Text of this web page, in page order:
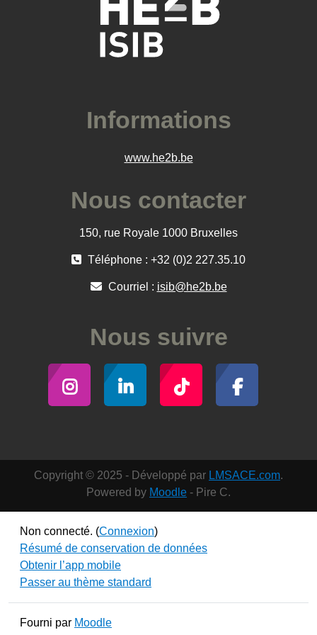
Informations
www.he2b.be
Nous contacter
150, rue Royale 1000 Bruxelles
Téléphone : +32 (0)2 227.35.10
Courriel : isib@he2b.be
Nous suivre
Copyright © 2025 - Développé par LMSACE.com.
Powered by Moodle - Pire C.
Non connecté. (Connexion)
Résumé de conservation de données
Obtenir l’app mobile
Passer au thème standard
Fourni par Moodle